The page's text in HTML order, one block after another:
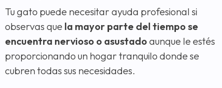
Tu gato puede necesitar ayuda profesional si
observas que la mayor parte del tiempo se
encuentra nervioso o asustado aunque le estés
proporcionando un hogar tranquilo donde se
cubren todas sus necesidades.